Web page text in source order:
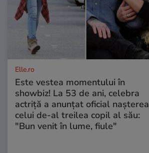
Elle.ro
Este vestea momentului în
showbiz! La 53 de ani, celebra
actriță a anunțat oficial nașterea
celui de-al treilea copil al său:
"Bun venit în lume, fiule"